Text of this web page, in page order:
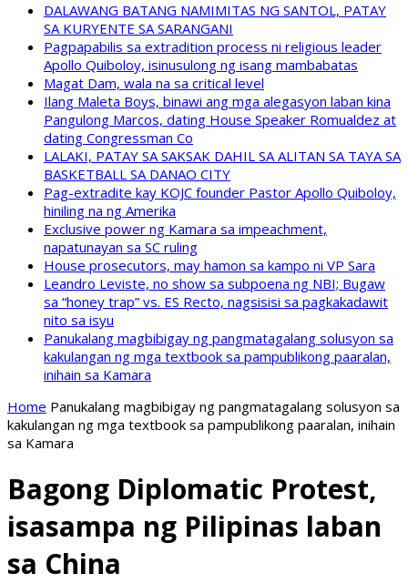
DALAWANG BATANG NAMIMITAS NG SANTOL, PATAY
SA KURYENTE SA SARANGANI
Pagpapabilis sa extradition process ni religious leader
Apollo Quiboloy, isinusulong ng isang mambabatas
Magat Dam, wala na sa critical level
Ilang Maleta Boys, binawi ang mga alegasyon laban kina
Pangulong Marcos, dating House Speaker Romualdez at
dating Congressman Co
LALAKI, PATAY SA SAKSAK DAHIL SA ALITAN SA TAYA SA
BASKETBALL SA DANAO CITY
Pag-extradite kay KOJC founder Pastor Apollo Quiboloy,
hiniling na ng Amerika
Exclusive power ng Kamara sa impeachment,
napatunayan sa SC ruling
House prosecutors, may hamon sa kampo ni VP Sara
Leandro Leviste, no show sa subpoena ng NBI; Bugaw
sa “honey trap” vs. ES Recto, nagsisisi sa pagkakadawit
nito sa isyu
Panukalang magbibigay ng pangmatagalang solusyon sa
kakulangan ng mga textbook sa pampublikong paaralan,
inihain sa Kamara
Home Panukalang magbibigay ng pangmatagalang solusyon sa
kakulangan ng mga textbook sa pampublikong paaralan, inihain
sa Kamara
Bagong Diplomatic Protest,
isasampa ng Pilipinas laban
sa China